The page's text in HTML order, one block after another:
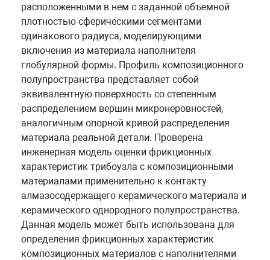
расположенными в нем с заданной объемной
плотностью сферическими сегментами
одинакового радиуса, моделирующими
включения из материала наполнителя
глобулярной формы. Профиль композиционного
полупространства представляет собой
эквивалентную поверхность со степенным
распределением вершин микронеровностей,
аналогичным опорной кривой распределения
материала реальной детали. Проверена
инженерная модель оценки фрикционных
характеристик трибоузла с композиционными
материалами применительно к контакту
алмазосодержащего керамического материала и
керамического однородного полупространства.
Данная модель может быть использована для
определения фрикционных характеристик
композиционных материалов с наполнителями